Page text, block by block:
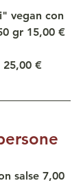
vegan con
gr 15,00 €
€
salse 7,00